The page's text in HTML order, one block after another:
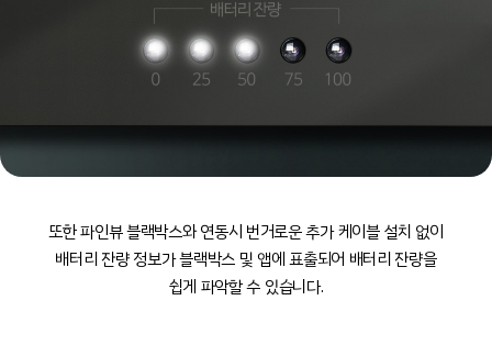
또한 파인뷰 블랙박스와 연동시 번거로운 추가 케이블 설치 없이
배터리 잔량 정보가 블랙박스 및 앱에 표출되어 배터리 잔량을
쉽게 파악할 수 있습니다.